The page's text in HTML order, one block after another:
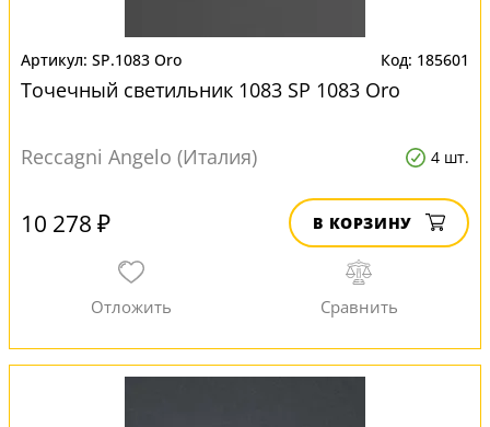
SP.1083 Oro 185601
Точечный светильник 1083 SP 1083 Oro
Reccagni Angelo (Италия) 4 шт.
10 278 ₽ В КОРЗИНУ